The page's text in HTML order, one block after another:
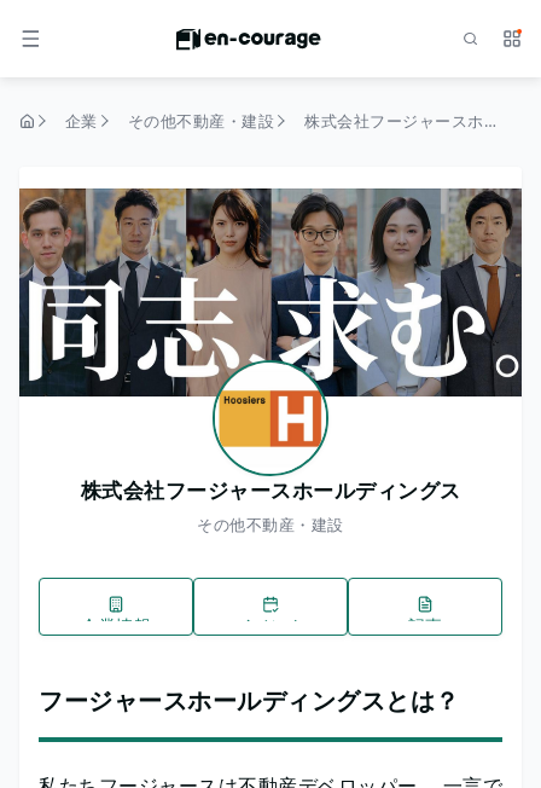
メニュー サ
企業 その他不動産・建設 株式会社フージャースホールディングス
株式会社フージャースホールディングス
その他不動産・建設
企業情報 イベント 記事
フージャースホールディングスとは？